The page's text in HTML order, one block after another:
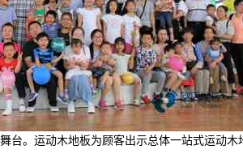
。运动木地板为顾客出示总体一站式运动木